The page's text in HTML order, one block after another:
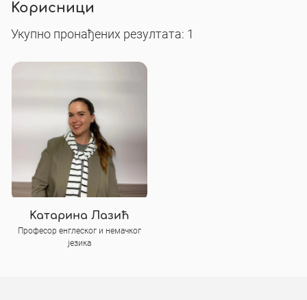
Корисници
Укупно пронађених резултата: 1
Катарина Лазић
Професор енглеског и немачког
језика